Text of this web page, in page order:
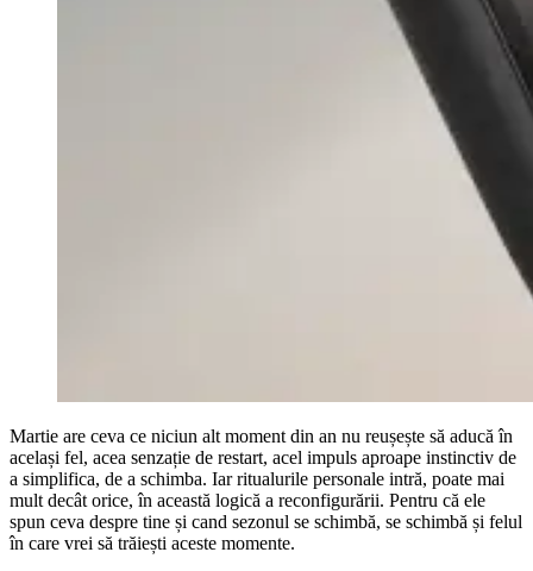
Martie are ceva ce niciun alt moment din an nu reușește să aducă în
același fel, acea senzație de restart, acel impuls aproape instinctiv de
a simplifica, de a schimba. Iar ritualurile personale intră, poate mai
mult decât orice, în această logică a reconfigurării. Pentru că ele
spun ceva despre tine și cand sezonul se schimbă, se schimbă și felul
în care vrei să trăiești aceste momente.